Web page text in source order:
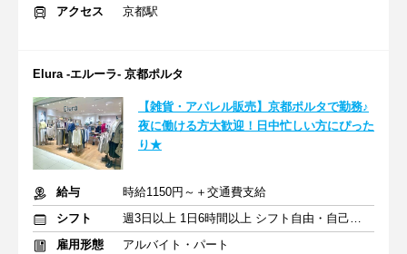
アクセス
京都駅
Elura -エルーラ- 京都ポルタ
【雑貨・アパレル販売】京都ポルタで勤務♪
夜に働ける方大歓迎！日中忙しい方にぴった
り★
給与
時給1150円～＋交通費支給
シフト
週3日以上 1日6時間以上 シフト自由・自己申告
雇用形態
アルバイト・パート